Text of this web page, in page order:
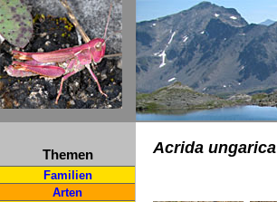
Themen
Familien
Arten
Acrida ungarica